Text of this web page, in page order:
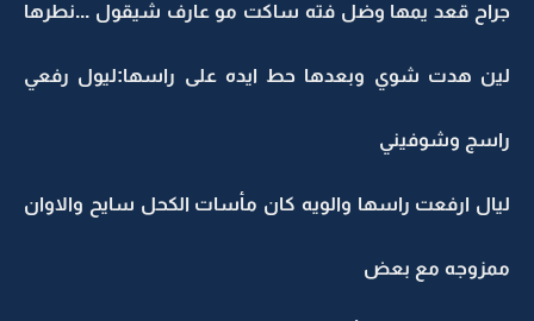
جراح قعد يمها وضل فته ساكت مو عارف شيقول ...نطرها
لين هدت شوي وبعدها حط ايده على راسها:ليول رفعي
راسج وشوفيني
ليال ارفعت راسها والويه كان مأسات الكحل سايح والاوان
ممزوجه مع بعض